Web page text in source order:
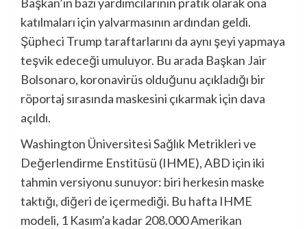
katılmaları için yalvarmasının ardından geldi.
Şüpheci Trump taraftarlarını da aynı şeyi yapmaya
teşvik edeceği umuluyor. Bu arada Başkan Jair
Bolsonaro, koronavirüs olduğunu açıkladığı bir
röportaj sırasında maskesini çıkarmak için dava
açıldı.
Washington Üniversitesi Sağlık Metrikleri ve
Değerlendirme Enstitüsü (IHME), ABD için iki
tahmin versiyonu sunuyor: biri herkesin maske
taktığı, diğeri de içermediği. Bu hafta IHME
modeli, 1 Kasım’a kadar 208.000 Amerikan